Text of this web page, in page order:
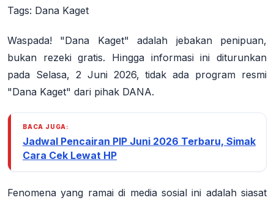
Tags: Dana Kaget
Waspada! "Dana Kaget" adalah jebakan penipuan,
bukan rezeki gratis. Hingga informasi ini diturunkan
pada Selasa, 2 Juni 2026, tidak ada program resmi
"Dana Kaget" dari pihak DANA.
BACA JUGA:
Jadwal Pencairan PIP Juni 2026 Terbaru, Simak
Cara Cek Lewat HP
Fenomena yang ramai di media sosial ini adalah siasat